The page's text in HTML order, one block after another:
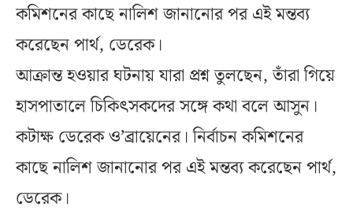
কমিশনের কাছে নালিশ জানানোর পর এই মন্তব্য
করেছেন পার্থ, ডেরেক।
আক্রান্ত হওয়ার ঘটনায় যারা প্রশ্ন তুলছেন, তাঁরা গিয়ে
হাসপাতালে চিকিৎসকদের সঙ্গে কথা বলে আসুন।
কটাক্ষ ডেরেক ও’ব্রায়েনের। নির্বাচন কমিশনের
কাছে নালিশ জানানোর পর এই মন্তব্য করেছেন পার্থ,
ডেরেক।